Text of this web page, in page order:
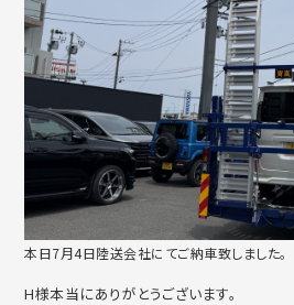
本日7月4日陸送会社にてご納車致しました。
H様本当にありがとうございます。